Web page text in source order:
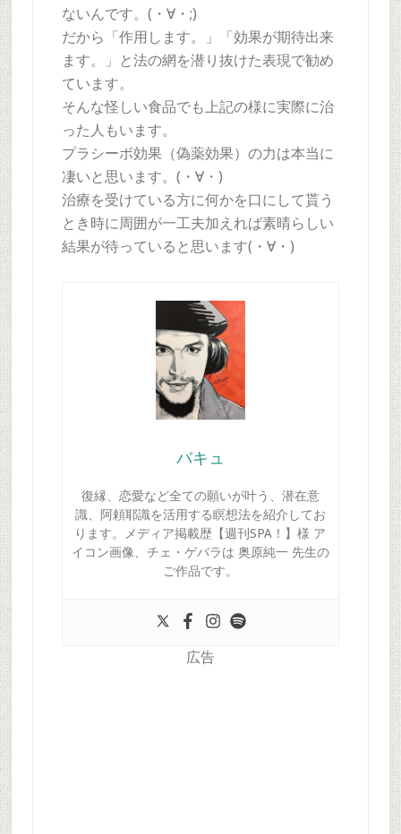
ないんです。(・∀・;)
だから「作用します。」「効果が期待出来
ます。」と法の網を潜り抜けた表現で勧め
ています。
そんな怪しい食品でも上記の様に実際に治
った人もいます。
プラシーボ効果（偽薬効果）の力は本当に
凄いと思います。(・∀・)
治療を受けている方に何かを口にして貰う
とき時に周囲が一工夫加えれば素晴らしい
結果が待っていると思います(・∀・)
バキュ
復縁、恋愛など全ての願いが叶う、潜在意
識、阿頼耶識を活用する瞑想法を紹介してお
ります。メディア掲載歴【週刊SPA！】様 ア
イコン画像、チェ・ゲバラは 奥原純一 先生の
ご作品です。
広告